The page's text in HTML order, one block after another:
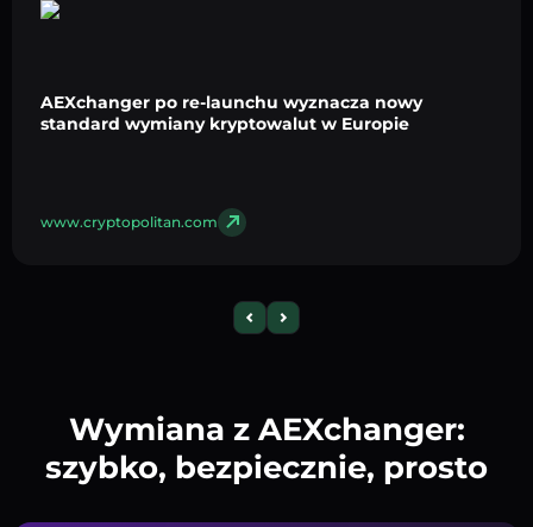
AEXchanger po re-launchu wyznacza nowy
standard wymiany kryptowalut w Europie
www.cryptopolitan.com
Wymiana z AEXchanger:
szybko, bezpiecznie, prosto